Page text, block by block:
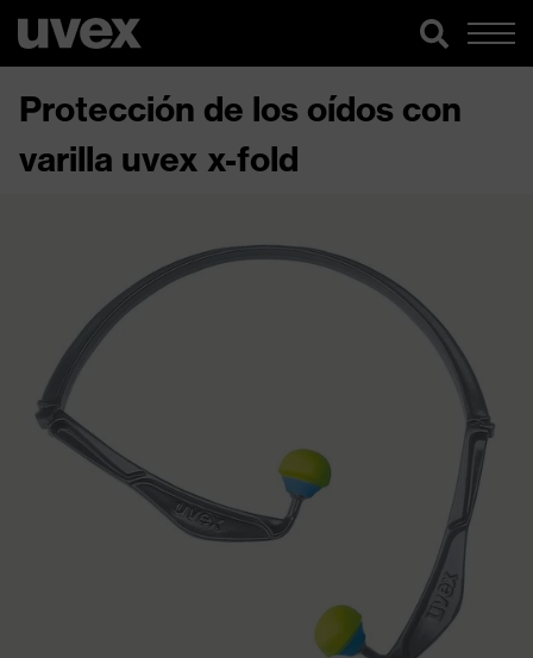
Protección de los oídos con
varilla uvex x-fold